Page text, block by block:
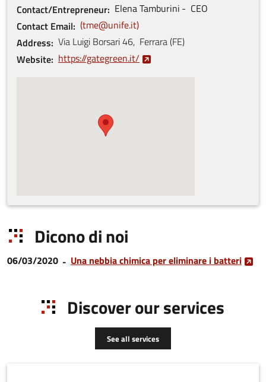
Contact/Entrepreneur ElenaTamburini
CEO
Contact Email
tme@unife.it
Address Via Luigi Borsari46, Ferrara(FE)
Website https://gategreen.it/
Dicono di noi
06/03/2020 Una nebbia chimica per eliminare i batteri
Discover our services
See all services